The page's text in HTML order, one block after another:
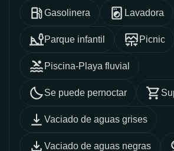
Gasolinera Lavadora
Parque infantil Picnic
Piscina-Playa fluvial
Se puede pernoctar
Vaciado de aguas grises
Vaciado de aguas negras